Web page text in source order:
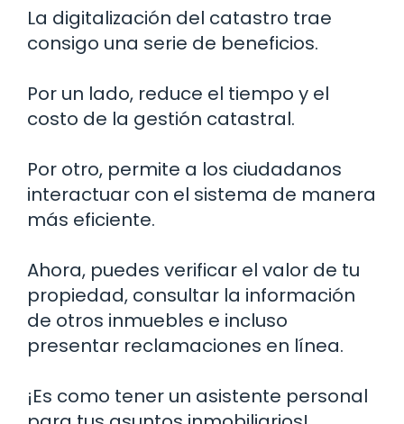
La digitalización del catastro trae
consigo una serie de beneficios.
Por un lado, reduce el tiempo y el
costo de la gestión catastral.
Por otro, permite a los ciudadanos
interactuar con el sistema de manera
más eficiente.
Ahora, puedes verificar el valor de tu
propiedad, consultar la información
de otros inmuebles e incluso
presentar reclamaciones en línea.
¡Es como tener un asistente personal